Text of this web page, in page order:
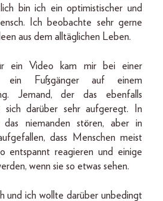
bin ich ein optimistischer und
Ich beobachte sehr gerne
aus dem alltäglichen Leben.
ein Video kam mir bei einer
ein Fußgänger auf einem
Jemand, der das ebenfalls
sich darüber sehr aufgeregt. In
das niemanden stören, aber in
dass Menschen meist
entspannt reagieren und einige
wenn sie so etwas sehen.
und ich wollte darüber unbedingt